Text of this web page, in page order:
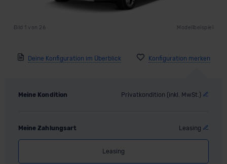
Bild 1 von 26 Modellbeispiel
Deine Konfiguration im Überblick
Meine Kondition Privatkondition (inkl. MwSt.)
Meine Zahlungsart Leasing
Leasing